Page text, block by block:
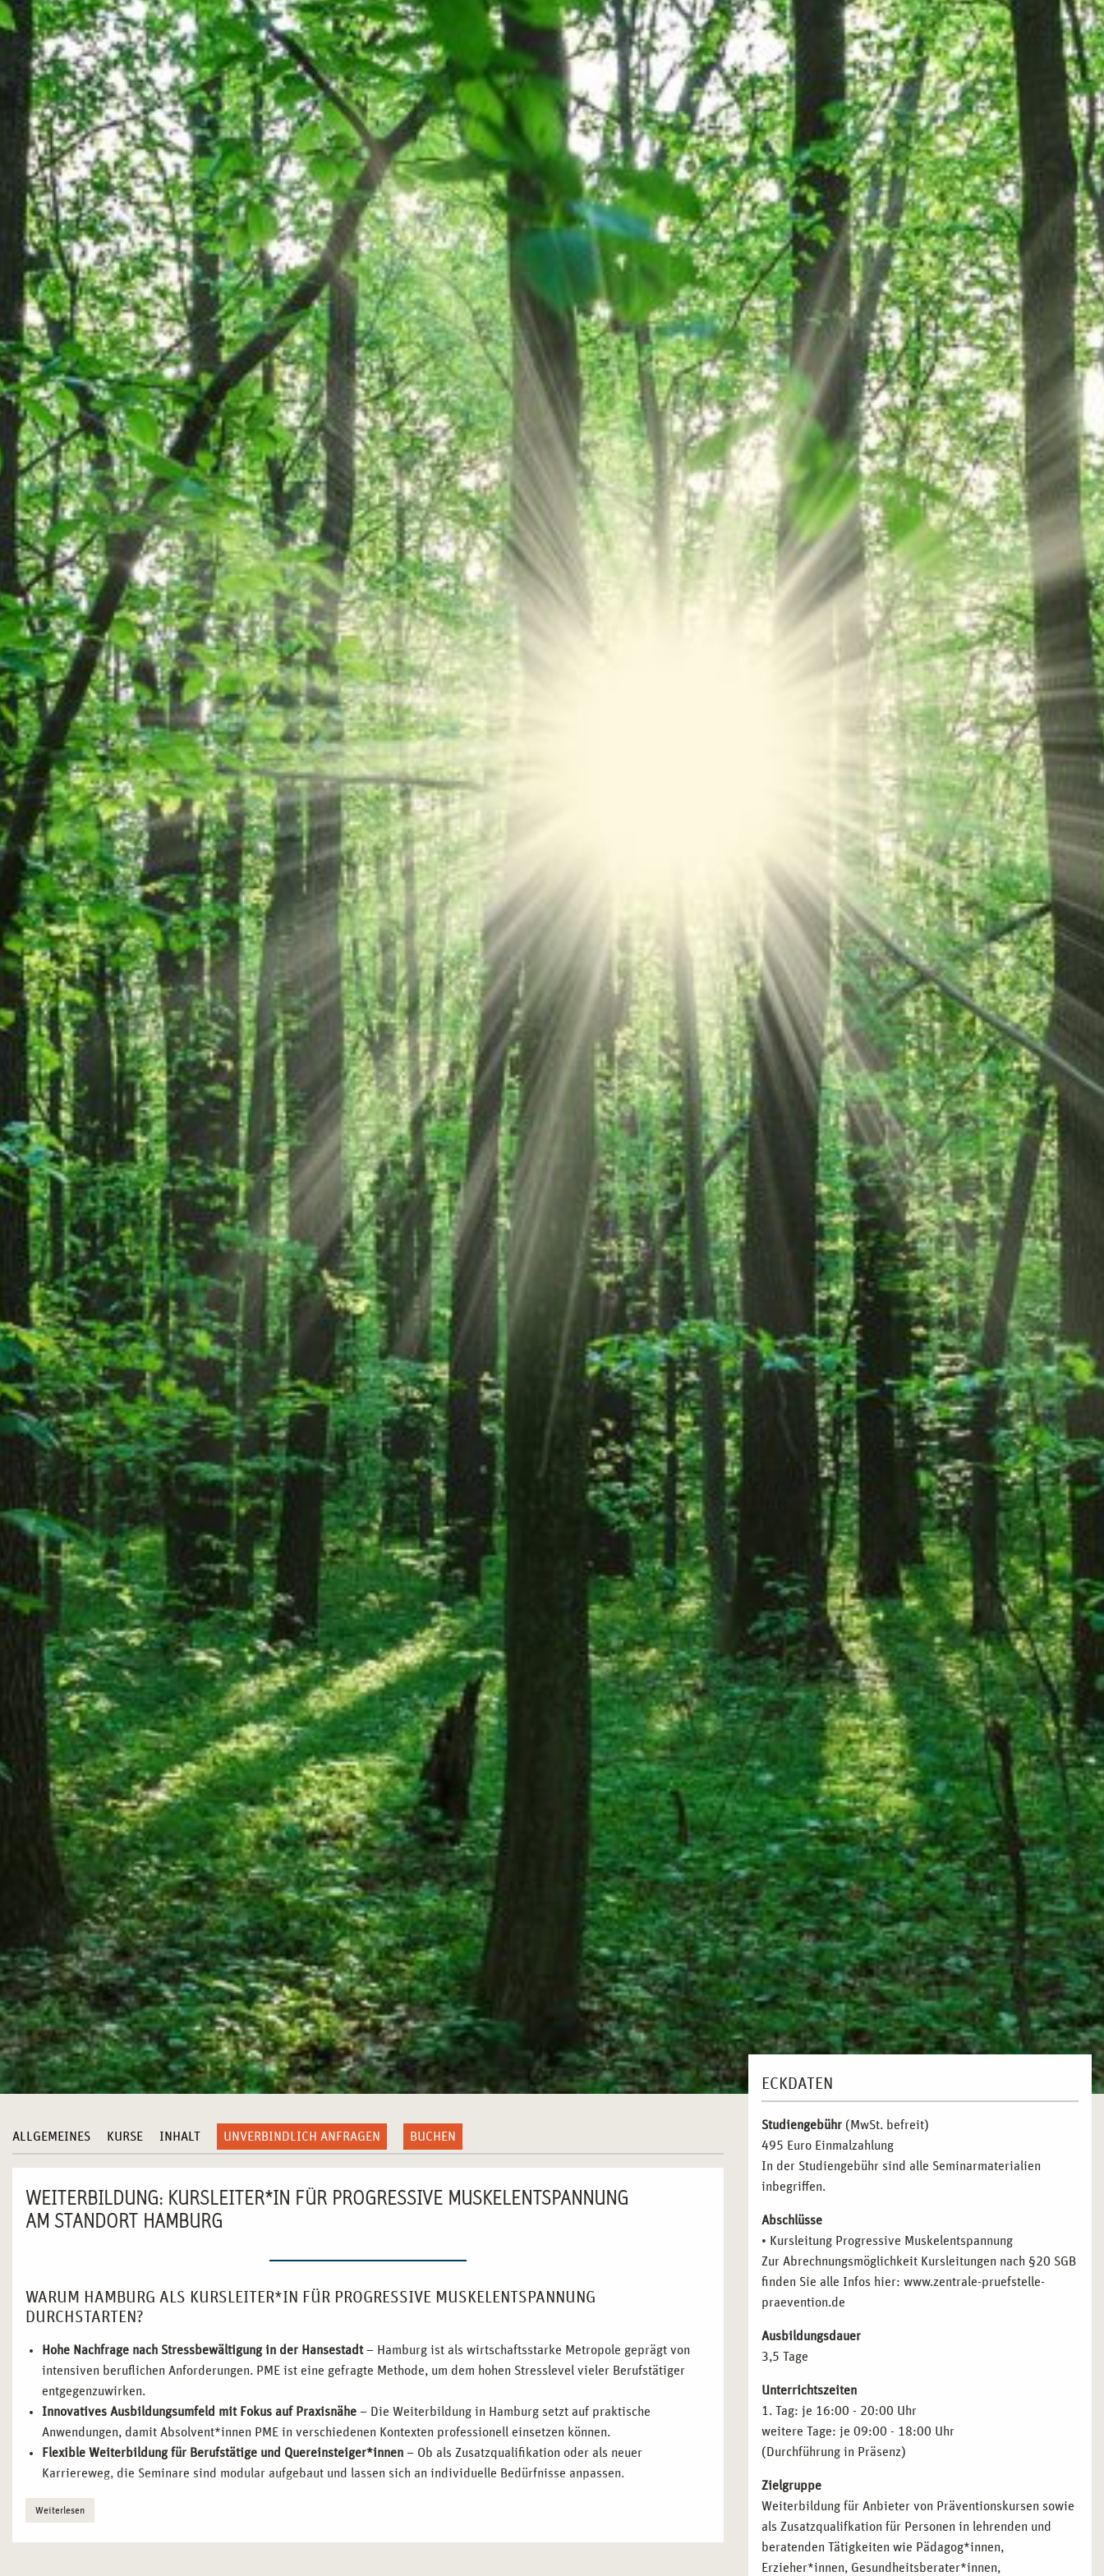
ALLGEMEINES KURSE INHALT UNVERBINDLICH ANFRAGEN BUCHEN
WEITERBILDUNG: KURSLEITER*IN FÜR PROGRESSIVE MUSKELENTSPANNUNG
AM STANDORT HAMBURG
WARUM HAMBURG ALS KURSLEITER*IN FÜR PROGRESSIVE MUSKELENTSPANNUNG
DURCHSTARTEN?
Hohe Nachfrage nach Stressbewältigung in der Hansestadt– Hamburg ist als wirtschaftsstarke Metropole geprägt von
intensiven beruflichen Anforderungen. PME ist eine gefragte Methode, um dem hohen Stresslevel vieler Berufstätiger
entgegenzuwirken.
Innovatives Ausbildungsumfeld mit Fokus auf Praxisnähe – Die Weiterbildung in Hamburg setzt auf praktische
Anwendungen, damit Absolvent*innen PME in verschiedenen Kontexten professionell einsetzen können.
Flexible Weiterbildung für Berufstätige und Quereinsteiger*innen – Ob als Zusatzqualifikation oder als neuer
Karriereweg, die Seminare sind modular aufgebaut und lassen sich an individuelle Bedürfnisse anpassen.
und medizinischen Einrichtungen, wodurch Absolvent*innen wertvolle Impulse für ihre spätere Kursleitung erhalten.
Weiterlesen
ECKDATEN
Studiengebühr (MwSt. befreit)
495 Euro Einmalzahlung
In der Studiengebühr sind alle Seminarmaterialien
inbegriffen.
Abschlüsse
• Kursleitung Progressive Muskelentspannung
Zur Abrechnungsmöglichkeit Kursleitungen nach §20 SGB
finden Sie alle Infos hier: www.zentrale-pruefstelle-
praevention.de
Ausbildungsdauer
3,5 Tage
Unterrichtszeiten
1. Tag: je 16:00 - 20:00 Uhr
weitere Tage: je 09:00 - 18:00 Uhr
(Durchführung in Präsenz)
Zielgruppe
Weiterbildung für Anbieter von Präventionskursen sowie
als Zusatzqualifkation für Personen in lehrenden und
beratenden Tätigkeiten wie Pädagog*innen,
Erzieher*innen, Gesundheitsberater*innen,